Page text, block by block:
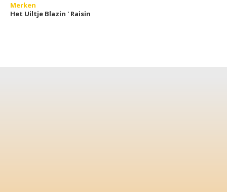
Merken
Het Uiltje Blazin ' Raisin